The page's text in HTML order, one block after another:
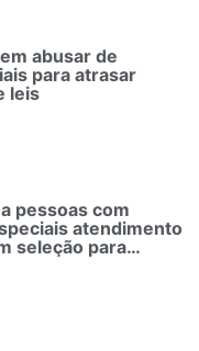
abusar de
para atrasar
leis
pessoas com
atendimento
seleção para